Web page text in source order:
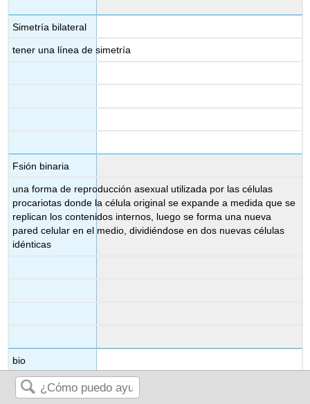
Simetría bilateral
tener una línea de simetría
Fsión binaria
una forma de reproducción asexual utilizada por las células
procariotas donde la célula original se expande a medida que se
replican los contenidos internos, luego se forma una nueva
pared celular en el medio, dividiéndose en dos nuevas células
idénticas
bio
vida